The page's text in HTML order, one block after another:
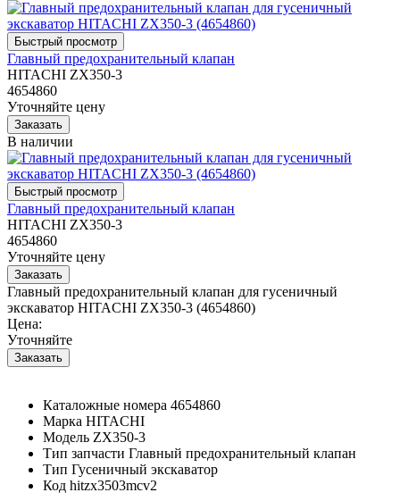
Главный предохранительный клапан
HITACHI ZX350-3
4654860
Уточняйте цену
В наличии
Главный предохранительный клапан
HITACHI ZX350-3
4654860
Уточняйте цену
Главный предохранительный клапан для гусеничный
экскаватор HITACHI ZX350-3 (4654860)
Цена:
Уточняйте
Каталожные номера 4654860
Марка HITACHI
Модель ZX350-3
Тип запчасти Главный предохранительный клапан
Тип Гусеничный экскаватор
Код hitzx3503mcv2